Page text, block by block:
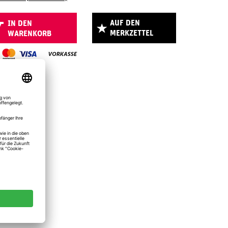
IN DEN
WARENKORB
AUF DEN
MERKZETTEL